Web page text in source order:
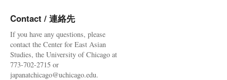
Contact / 連絡先
If you have any questions, please
contact the Center for East Asian
Studies, the University of Chicago at
773-702-2715 or
japanatchicago@uchicago.edu.